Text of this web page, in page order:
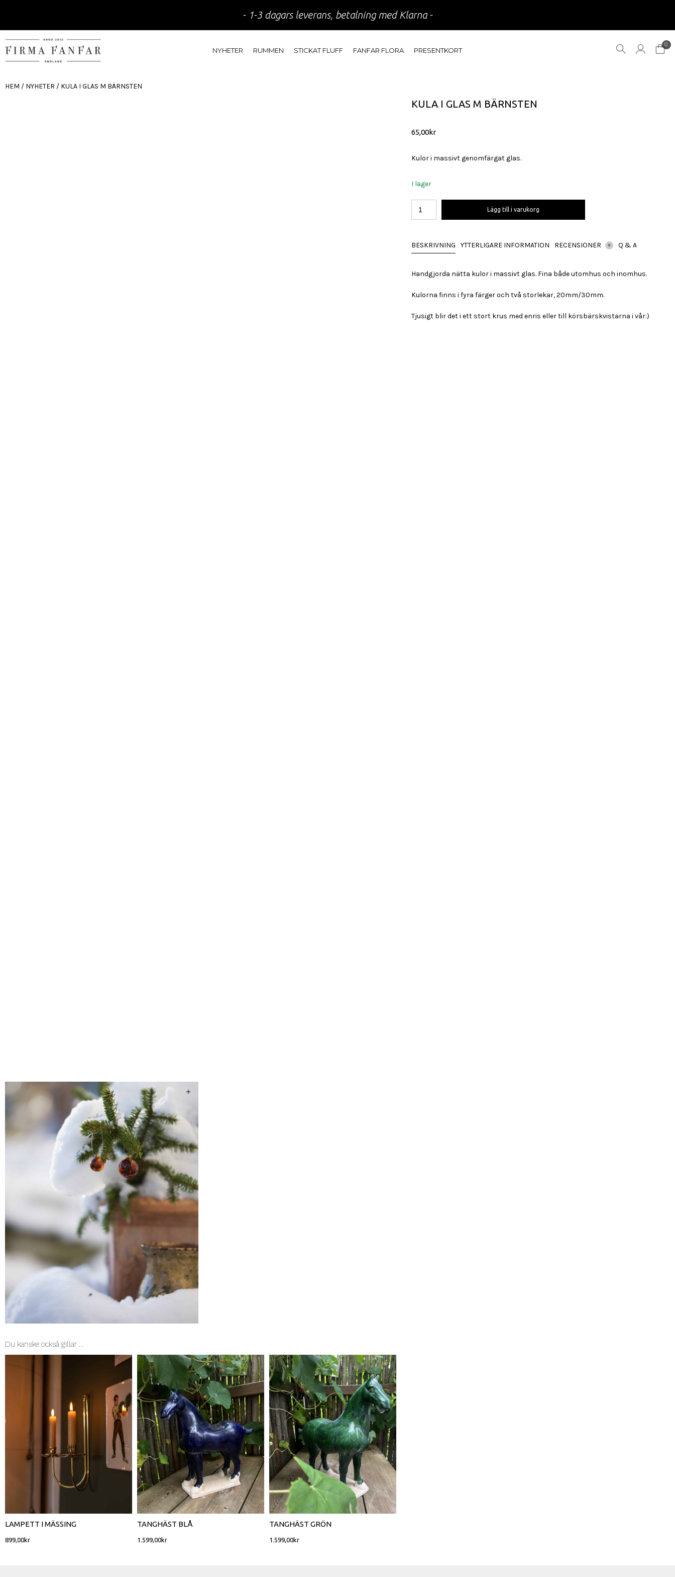
- 1-3 dagars leverans, betalning med Klarna -
NYHETER RUMMEN STICKAT FLUFF FANFAR FLORA PRESENTKORT
0
HEM / NYHETER / KULA I GLAS M BÄRNSTEN
KULA I GLAS M BÄRNSTEN
65,00kr
Kulor i massivt genomfärgat glas.
I lager
Bärnsten
Lägg till i varukorg
BESKRIVNING YTTERLIGARE INFORMATION RECENSIONER 0 Q & A
Handgjorda nätta kulor i massivt glas. Fina både utomhus och inomhus.
Kulorna finns i fyra färger och två storlekar, 20mm/30mm.
Tjusigt blir det i ett stort krus med enris eller till körsbärskvistarna i vår:)
Du kanske också gillar …
LAMPETT I MÄSSING
899,00kr
TANGHÄST BLÅ
1.599,00kr
TANGHÄST GRÖN
1.599,00kr